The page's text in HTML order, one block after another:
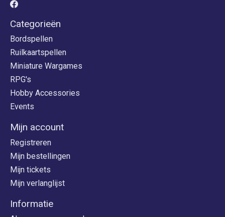
Categorieën
Bordspellen
Ruilkaartspellen
Miniature Wargames
RPG's
Hobby Accessories
Events
Mijn account
Registreren
Mijn bestellingen
Mijn tickets
Mijn verlanglijst
Informatie